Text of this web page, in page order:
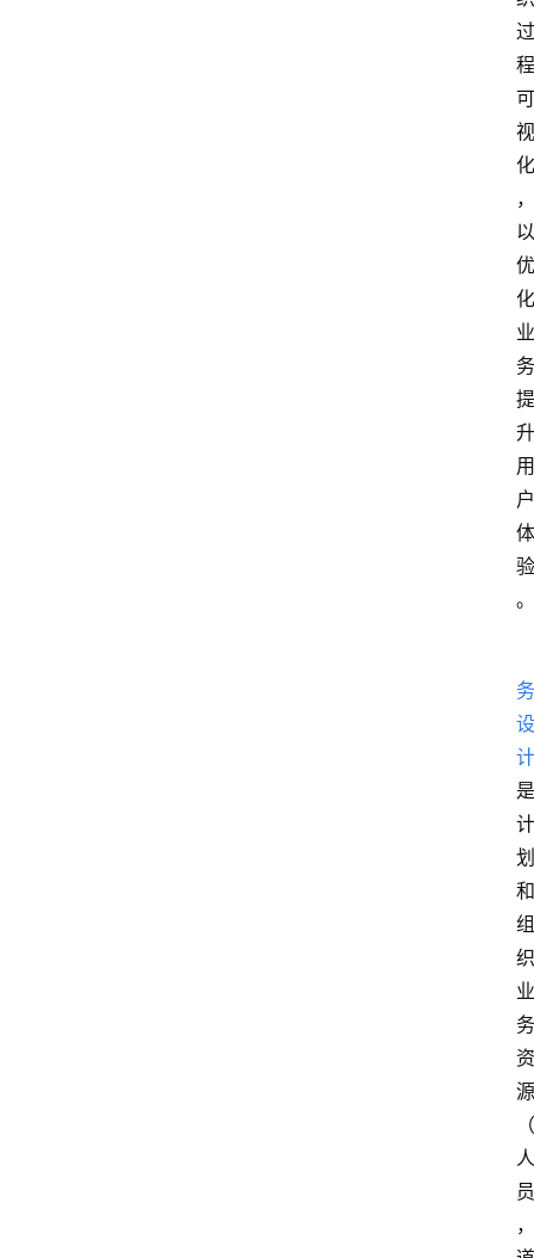
过
程
可
视
化
，
以
优
化
业
务
提
升
用
户
体
验
。
务
设
计
是
计
划
和
组
织
业
务
资
源
（
人
员
，